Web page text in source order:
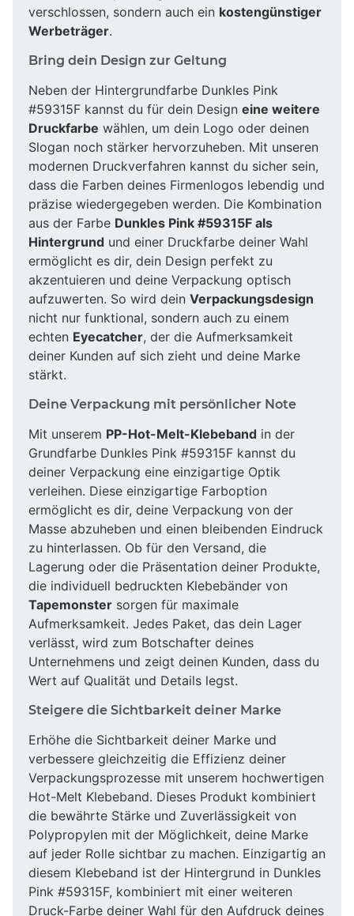
verschlossen, sondern auch ein kostengünstiger
Werbeträger.
Bring dein Design zur Geltung
Neben der Hintergrundfarbe Dunkles Pink
#59315F kannst du für dein Design eine weitere
Druckfarbe wählen, um dein Logo oder deinen
Slogan noch stärker hervorzuheben. Mit unseren
modernen Druckverfahren kannst du sicher sein,
dass die Farben deines Firmenlogos lebendig und
präzise wiedergegeben werden. Die Kombination
aus der Farbe Dunkles Pink #59315F als
Hintergrund und einer Druckfarbe deiner Wahl
ermöglicht es dir, dein Design perfekt zu
akzentuieren und deine Verpackung optisch
aufzuwerten. So wird dein Verpackungsdesign
nicht nur funktional, sondern auch zu einem
echten Eyecatcher, der die Aufmerksamkeit
deiner Kunden auf sich zieht und deine Marke
stärkt.
Deine Verpackung mit persönlicher Note
Mit unserem PP-Hot-Melt-Klebeband in der
Grundfarbe Dunkles Pink #59315F kannst du
deiner Verpackung eine einzigartige Optik
verleihen. Diese einzigartige Farboption
ermöglicht es dir, deine Verpackung von der
Masse abzuheben und einen bleibenden Eindruck
zu hinterlassen. Ob für den Versand, die
Lagerung oder die Präsentation deiner Produkte,
die individuell bedruckten Klebebänder von
Tapemonster sorgen für maximale
Aufmerksamkeit. Jedes Paket, das dein Lager
verlässt, wird zum Botschafter deines
Unternehmens und zeigt deinen Kunden, dass du
Wert auf Qualität und Details legst.
Steigere die Sichtbarkeit deiner Marke
Erhöhe die Sichtbarkeit deiner Marke und
verbessere gleichzeitig die Effizienz deiner
Verpackungsprozesse mit unserem hochwertigen
Hot-Melt Klebeband. Dieses Produkt kombiniert
die bewährte Stärke und Zuverlässigkeit von
Polypropylen mit der Möglichkeit, deine Marke
auf jeder Rolle sichtbar zu machen. Einzigartig an
diesem Klebeband ist der Hintergrund in Dunkles
Pink #59315F, kombiniert mit einer weiteren
Druck-Farbe deiner Wahl für den Aufdruck deines